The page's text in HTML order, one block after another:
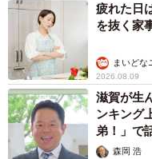
疲れた日
を抜く家
まいどな
2026.08.09
滋賀が生
ンキング
弟！」で
森岡 浩